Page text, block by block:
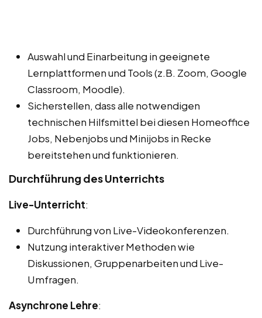
Auswahl und Einarbeitung in geeignete
Lernplattformen und Tools (z.B. Zoom, Google
Classroom, Moodle).
Sicherstellen, dass alle notwendigen
technischen Hilfsmittel bei diesen Homeoffice
Jobs, Nebenjobs und Minijobs in Recke
bereitstehen und funktionieren.
Durchführung des Unterrichts
Live-Unterricht:
Durchführung von Live-Videokonferenzen.
Nutzung interaktiver Methoden wie
Diskussionen, Gruppenarbeiten und Live-
Umfragen.
Asynchrone Lehre: